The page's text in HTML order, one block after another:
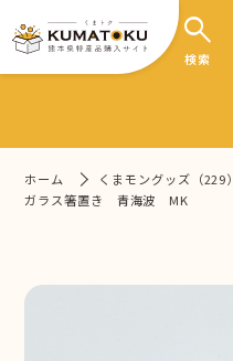
search
検索
ホーム くまモングッズ（229）
ガラス箸置き 青海波 MK